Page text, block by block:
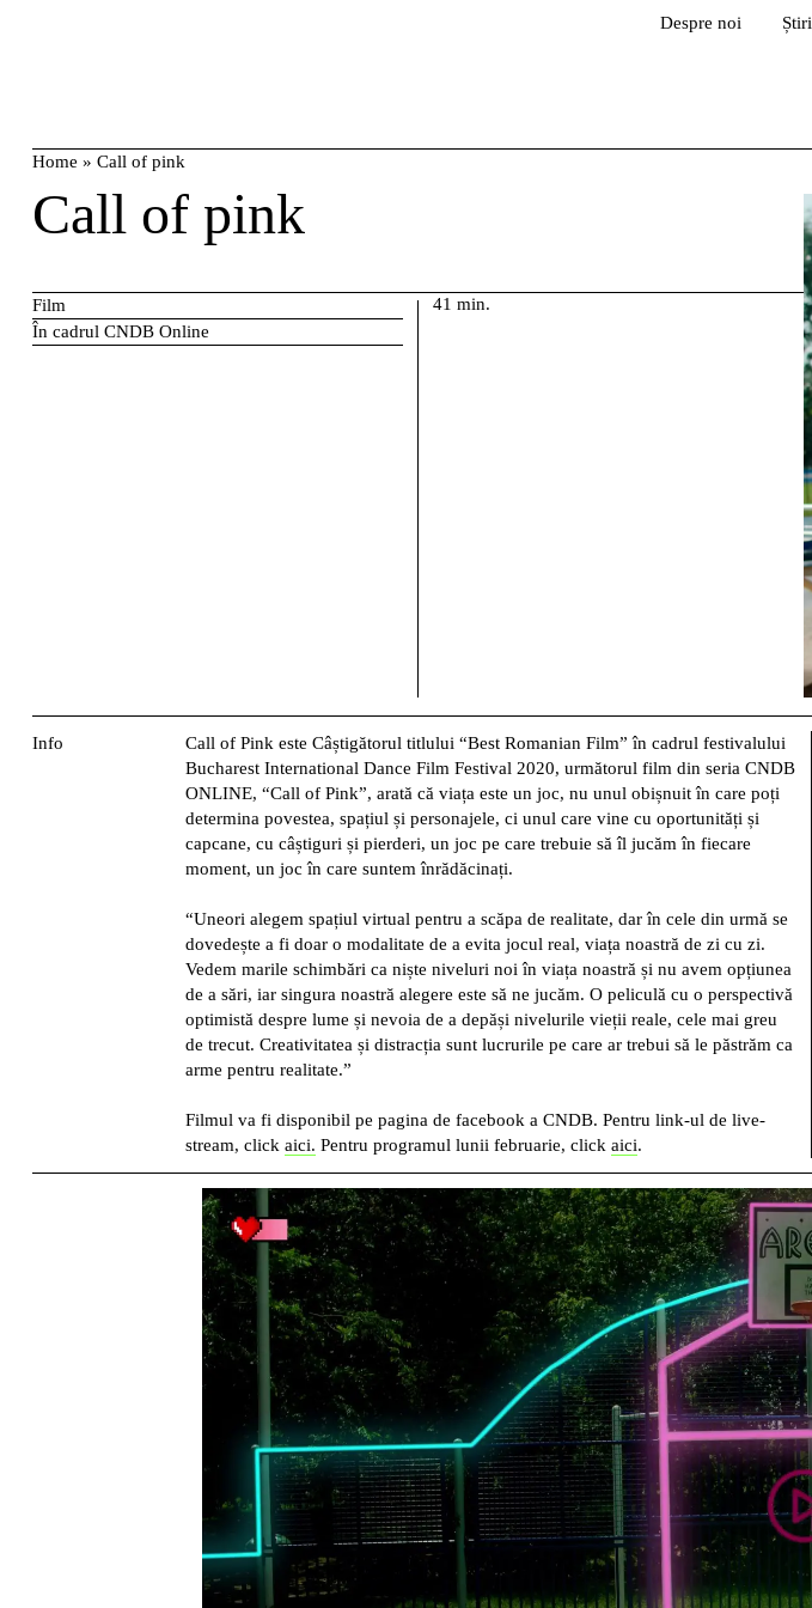
Despre noi Știri
Home » Call of pink
Call of pink
Film
În cadrul CNDB Online
41 min.
Info
Call of Pink este Câștigătorul titlului “Best Romanian Film” în cadrul festivalului
Bucharest International Dance Film Festival 2020, următorul film din seria CNDB
ONLINE, “Call of Pink”, arată că viața este un joc, nu unul obișnuit în care poți
determina povestea, spațiul și personajele, ci unul care vine cu oportunități și
capcane, cu câștiguri și pierderi, un joc pe care trebuie să îl jucăm în fiecare
moment, un joc în care suntem înrădăcinați.
“Uneori alegem spațiul virtual pentru a scăpa de realitate, dar în cele din urmă se
dovedește a fi doar o modalitate de a evita jocul real, viața noastră de zi cu zi.
Vedem marile schimbări ca niște niveluri noi în viața noastră și nu avem opțiunea
de a sări, iar singura noastră alegere este să ne jucăm. O peliculă cu o perspectivă
optimistă despre lume și nevoia de a depăși nivelurile vieții reale, cele mai greu
de trecut. Creativitatea și distracția sunt lucrurile pe care ar trebui să le păstrăm ca
arme pentru realitate.”
Filmul va fi disponibil pe pagina de facebook a CNDB. Pentru link-ul de live-
stream, click aici. Pentru programul lunii februarie, click aici.